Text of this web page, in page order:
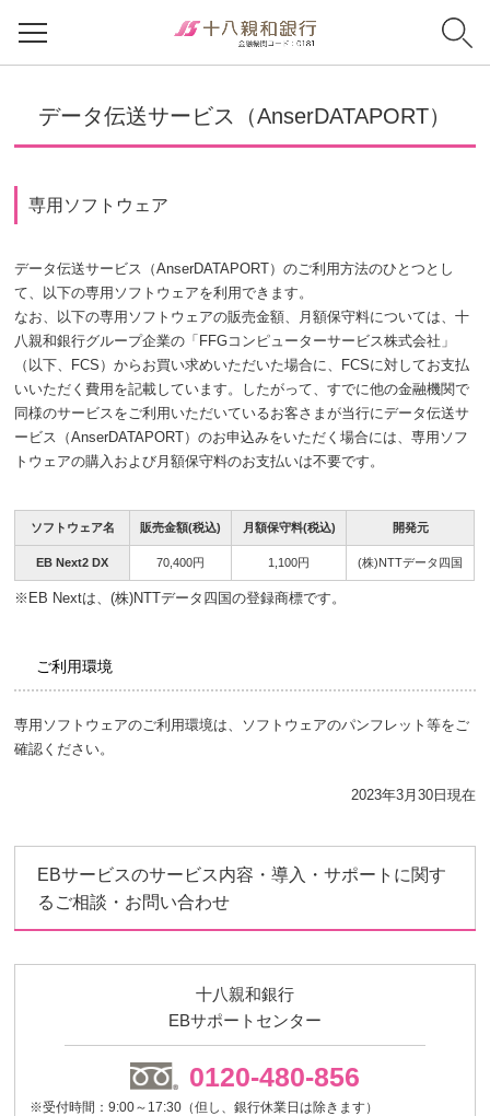
データ伝送サービス（AnserDATAPORT）
専用ソフトウェア
データ伝送サービス（AnserDATAPORT）のご利用方法のひとつとし
て、以下の専用ソフトウェアを利用できます。
なお、以下の専用ソフトウェアの販売金額、月額保守料については、十
八親和銀行グループ企業の「FFGコンピューターサービス株式会社」
（以下、FCS）からお買い求めいただいた場合に、FCSに対してお支払
いいただく費用を記載しています。したがって、すでに他の金融機関で
同様のサービスをご利用いただいているお客さまが当行にデータ伝送サ
ービス（AnserDATAPORT）のお申込みをいただく場合には、専用ソフ
トウェアの購入および月額保守料のお支払いは不要です。
ソフトウェア名 販売金額(税込) 月額保守料(税込) 開発元
EB Next2 DX 70,400円 1,100円 (株)NTTデータ四国
※ EB Nextは、(株)NTTデータ四国の登録商標です。
ご利用環境
専用ソフトウェアのご利用環境は、ソフトウェアのパンフレット等をご
確認ください。
2023年3月30日現在
EBサービスのサービス内容・導入・サポートに関す
るご相談・お問い合わせ
十八親和銀行
EBサポートセンター
0120-480-856
※受付時間：9:00～17:30（但し、銀行休業日は除きます）